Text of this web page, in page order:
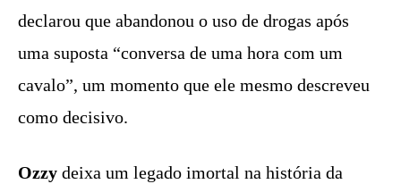
declarou que abandonou o uso de drogas após
uma suposta “conversa de uma hora com um
cavalo”, um momento que ele mesmo descreveu
como decisivo.
Ozzy deixa um legado imortal na história da